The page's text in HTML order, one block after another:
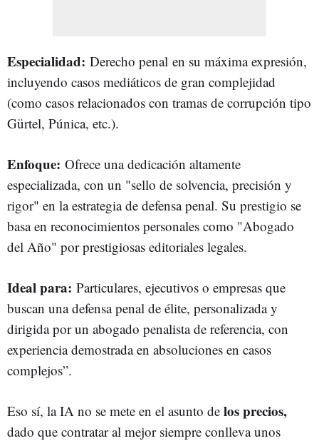
Especialidad: Derecho penal en su máxima expresión,
incluyendo casos mediáticos de gran complejidad
(como casos relacionados con tramas de corrupción tipo
Gürtel, Púnica, etc.).
Enfoque: Ofrece una dedicación altamente
especializada, con un "sello de solvencia, precisión y
rigor" en la estrategia de defensa penal. Su prestigio se
basa en reconocimientos personales como "Abogado
del Año" por prestigiosas editoriales legales.
Ideal para: Particulares, ejecutivos o empresas que
buscan una defensa penal de élite, personalizada y
dirigida por un abogado penalista de referencia, con
experiencia demostrada en absoluciones en casos
complejos”.
Eso sí, la IA no se mete en el asunto de los precios,
dado que contratar al mejor siempre conlleva unos